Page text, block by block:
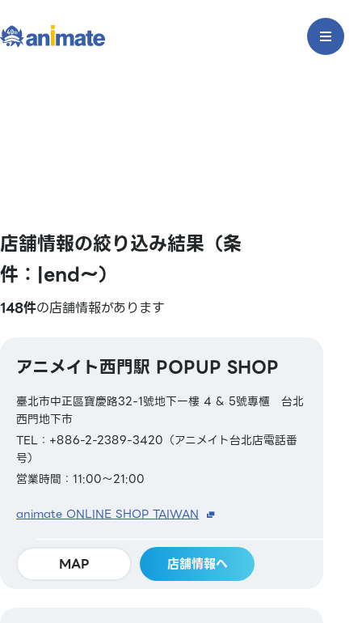
店舗情報の絞り込み結果（条
件：|end〜）
148件の店舗情報があります
アニメイト西門駅 POPUP SHOP
臺北市中正區寶慶路32-1號地下一樓 4 & 5號專櫃 台北
西門地下市
TEL：+886-2-2389-3420（アニメイト台北店電話番
号）
営業時間：11:00～21:00
animate ONLINE SHOP TAIWAN
MAP 店舗情報へ